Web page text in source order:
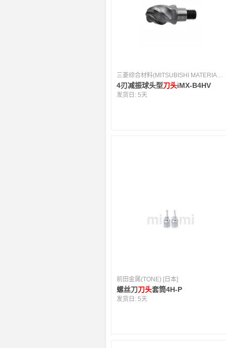
三菱综合材料(MITSUBISHI MATERIALS) [日本]
4刃减振球头型刀头iMX-B4HV
发货日:5天
前田金属(TONE) [日本]
螺丝刀刀头套筒4H-P
发货日:5天